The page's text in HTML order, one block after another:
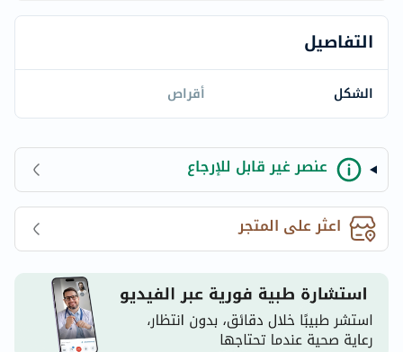
التفاصيل
الشكل أقراص
عنصر غير قابل للإرجاع
اعثر على المتجر